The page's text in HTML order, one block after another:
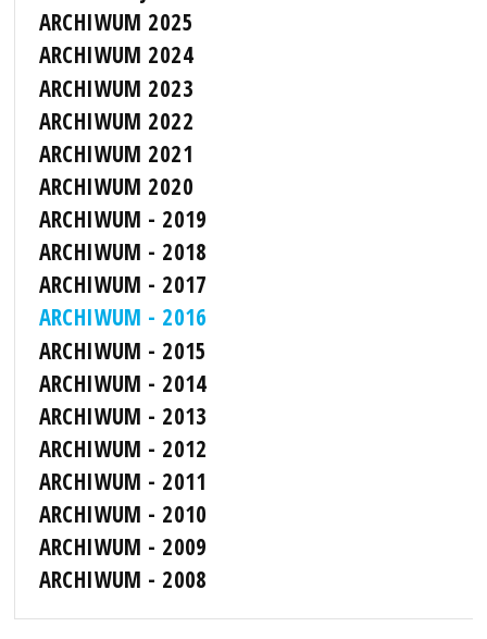
ARCHIWUM 2025
ARCHIWUM 2024
ARCHIWUM 2023
ARCHIWUM 2022
ARCHIWUM 2021
ARCHIWUM 2020
ARCHIWUM - 2019
ARCHIWUM - 2018
ARCHIWUM - 2017
ARCHIWUM - 2016
ARCHIWUM - 2015
ARCHIWUM - 2014
ARCHIWUM - 2013
ARCHIWUM - 2012
ARCHIWUM - 2011
ARCHIWUM - 2010
ARCHIWUM - 2009
ARCHIWUM - 2008